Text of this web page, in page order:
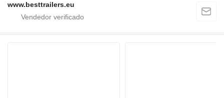
www.besttrailers.eu